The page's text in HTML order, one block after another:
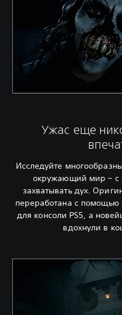
Ужас еще
Исследуйте
окружающий мир – с
захватывать дух.
переработана с
для консоли PS5, а
вдохнули в